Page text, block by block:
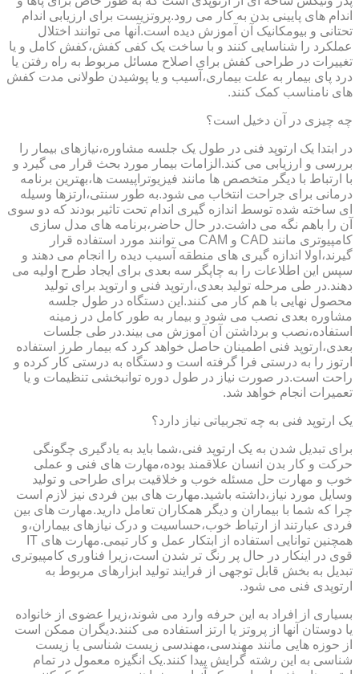
اندام های پایینی بدن به کار می رود.پروتزیست برای ارزیابی اندام
تحتانی و بیومکانیک آن آموزش دیده است.آنها می توانند اختلال
عملکرد را شناسایی کنند و با ساخت یک کفی کفش،کفش کامل و یا
تغییرات در طراحی کفش برای اصلاح مسائل مربوط به راه رفتن یا
درد پای بیمار به علت بیماری،آسیب و یا پوشیدن طولانی مدت کفش
های نامناسب کمک کنند.
چه چیزی در آن دخیل است؟
در ابتدا یک ارتوپد فنی در طول یک جلسه مشاوره،نیازهای بیمار را
بررسی و ارزیابی می کند.الزامات بیمار مورد بحث قرار می گیرد و
با ارتباط با دیگر متخصص ها مانند فیزیوتراپیست ها،بهترین برنامه
درمانی برای جراحت انتخاب می شود.به طور سنتی،ارتزها وسیله
ای ساخته شده توسط اندازه گیری اندام تحت تاثیر بودند که دو سوی
آن را باهم نگه می داشت.در حال حاضر،برنامه های مدل سازی
کامپیوتری مانند CAD و CAM می توانند مورد استفاده قرار
گیرند،اولا اندازه گیری های منطقه آسیب دیده را انجام می دهند و
سپس این اطلاعات را به چاپگر سه بعدی برای ایجاد طرح اولیه می
دهند.در طی مرحله تولید بعدی،ارتوپد فنی و ارتوپد برای تولید
محصول نهایی با هم کار می کنند.این دستگاه در طول جلسه
مشاوره بعدی نصب می شود و بیمار به طور کامل در زمینه
استفاده،نصب و برداشتن آن آموزش می بیند.در طی جلسات
بعدی،ارتوپد فنی اطمینان حاصل خواهد کرد که بیمار طرز استفاده
ارتوز را به درستی فرا گرفته است و دستگاه به درستی کار کرده و
راحت است.در صورت نیاز در طول دوره توانبخشی تنظیمات و یا
تعمیرات انجام خواهد شد.
یک ارتوپد فنی به چه تجربیاتی نیاز دارد؟
برای تبدیل شدن به یک ارتوپد فنی،شما باید به یادگیری چگونگی
حرکت و کار بدن انسان علاقمند بوده،مهارت های فنی و عملی
خوب و مهارت حل مسئله خوب و خلاقیت برای طراحی و تولید
وسایل مورد نیاز،داشته باشید.مهارت های بین فردی نیز لازم است
چرا که شما با بیماران و دیگر همکاران تعامل دارید.مهارت های بین
فردی عبارتند از ارتباط خوب،حساسیت و درک نیازهای بیماران،و
همچنین توانایی استفاده از ابتکار عمل و کار تیمی.مهارت های IT
قوی در اینکار در حال پر رنگ تر شدن است،زیرا فناوری کامپیوتری
تبدیل به بخش قابل توجهی از فرایند تولید ابزارهای مربوط به
ارتوپدی فنی می شود.
بسیاری از افراد به این حرفه وارد می شوند،زیرا عضوی از خانواده
یا دوستان آنها از پروتز یا ارتز استفاده می کنند.دیگران ممکن است
از حوزه هایی مانند مهندسی،مهندسی زیست شناسی یا زیست
شناسی به این رشته گرایش پیدا کنند.یک انگیزه معمول در تمام